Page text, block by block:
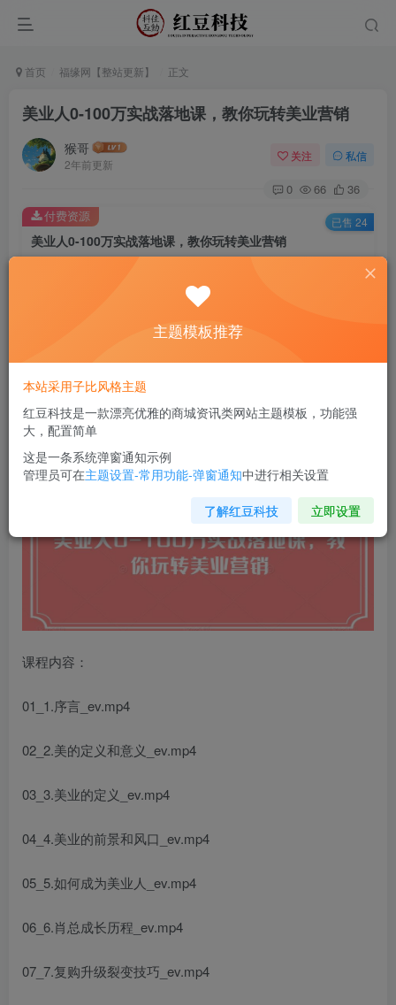
首页 福缘网【整站更新】 正文
美业人0-100万实战落地课，教你玩转美业营销
猴哥
2年前更新
关注 私信
0 66 36
美业人0-100万实战落地课，教你玩转美业营销
此内容为付费资源，请付费后查看
9.9
免费
付费资源 已售 24
美业人0-100万实战落地课
课程内容：
01_1.序言_ev.mp4
02_2.美的定义和意义_ev.mp4
03_3.美业的定义_ev.mp4
04_4.美业的前景和风口_ev.mp4
05_5.如何成为美业人_ev.mp4
06_6.肖总成长历程_ev.mp4
07_7.复购升级裂变技巧_ev.mp4
主题模板推荐
本站采用子比风格主题
红豆科技是一款漂亮优雅的商城资讯类网站主题模板，功能强
大，配置简单
这是一条系统弹窗通知示例
管理员可在主题设置-常用功能-弹窗通知中进行相关设置
了解红豆科技 立即设置